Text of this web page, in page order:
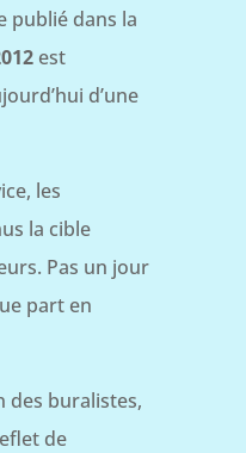
publié dans la
est
d’une
les
la cible
Pas un jour
part en
des buralistes,
de